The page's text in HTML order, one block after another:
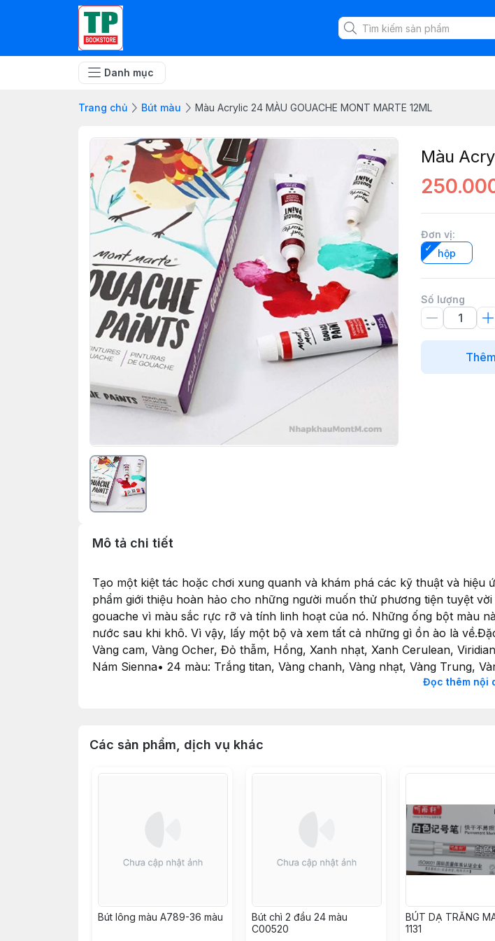
Danh mục
Trang chủ Bút màu Màu Acrylic 24 MÀU GOUACHE MONT MARTE 12ML
Màu
Đơn vị:
hộp
Số lượng
Mô tả chi tiết
Tạo một kiệt tác hoặc chơi xung quanh và khám phá các kỹ thuật và
phẩm giới thiệu hoàn hảo cho những người muốn thử phương tiện tuyệt
gouache vì màu sắc rực rỡ và tính linh hoạt của nó. Những ống bột màu
nước sau khi khô. Vì vậy, lấy một bộ và xem tất cả những gì ồn ào là
Vàng cam, Vàng Ocher, Đỏ thẫm, Hồng, Xanh nhạt, Xanh Cerulean,
Nám Sienna• 24 màu: Trắng titan, Vàng chanh, Vàng nhạt, Vàng Trung,
nhạt, Ngọc lam, Xanh Sap, Viridian, Xanh đậm, Xanh coban, Xanh
Our 18 piece gouache paint set is the perfect introductory kit for people
illustrators all love gouache for its vibrant colours and versatility. These
Orange Yellow, Yellow Ochre, Crimson, Rose, Pale Green, Cerulean
Black, Burnt Umber, Burnt Sienna• 24 colours: Titanium White, Lemon
Vermilion, Scarlet, Crimson, Rose, Pale Green, Turquoise, Sap Green,
Ultramarine Blue, Mauve, Purple, Burnt Sienna, Burnt Umber, Lamp
coverage• Velvety, matte finish• Suitable for all skill levels• Can be
các loại dụng cụ vẽ. Bạn nào có nhu cầu thì liên hệ thông tin của shop
Đọc thêm nội
Các sản phẩm, dịch vụ khác
Bút lông màu A789-36 màu
Bút chì 2 đầu 24 màu
C00520
BÚT DẠ TRẮNG
1131